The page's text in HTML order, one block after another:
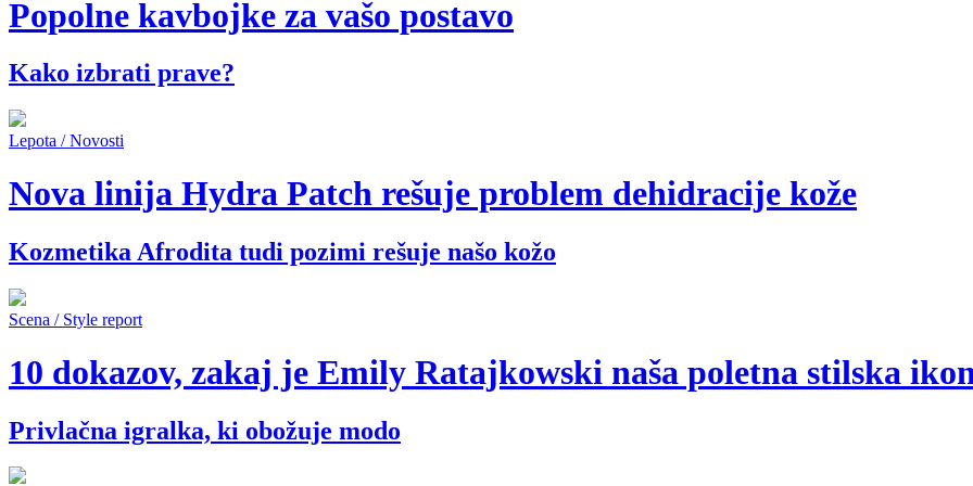
Popolne kavbojke za vašo postavo
Kako izbrati prave?
Lepota / Novosti
Nova linija Hydra Patch rešuje problem dehidracije kože
Kozmetika Afrodita tudi pozimi rešuje našo kožo
Scena / Style report
10 dokazov, zakaj je Emily Ratajkowski naša poletna stilska
Privlačna igralka, ki obožuje modo